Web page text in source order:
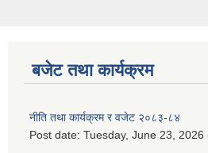
बजेट तथा कार्यक्रम
नीति तथा कार्यक्रम र वजेट २०८३-८४
Post date: Tuesday, June 23, 2026